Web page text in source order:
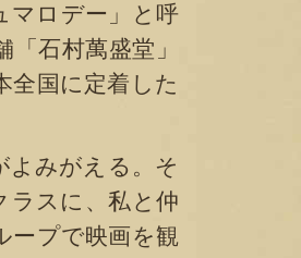
マロデー」と呼
石村萬盛堂」
全国に定着した
みがえる。そ
ラスに、私と仲
ープで映画を観